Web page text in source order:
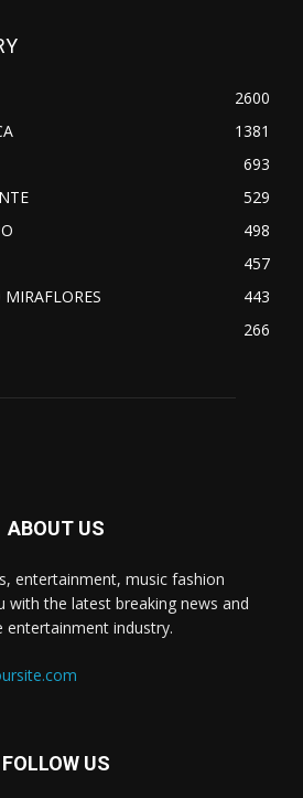
2600
1381
693
529
498
457
443
266
ABOUT US
entertainment, music fashion
with the latest breaking news and
industry.
FOLLOW US